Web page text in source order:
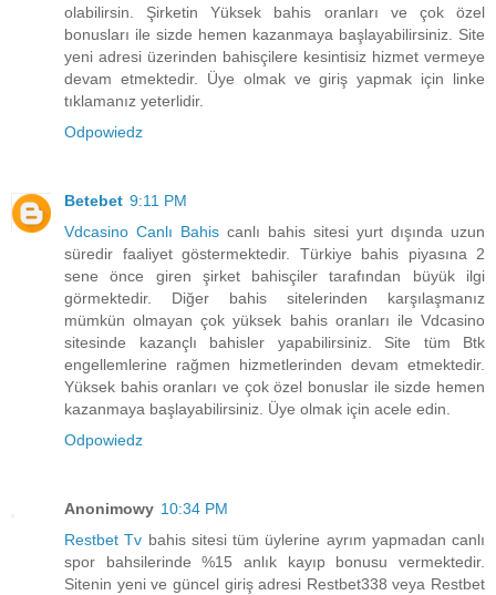
olabilirsin. Şirketin Yüksek bahis oranları ve çok özel
bonusları ile sizde hemen kazanmaya başlayabilirsiniz. Site
yeni adresi üzerinden bahisçilere kesintisiz hizmet vermeye
devam etmektedir. Üye olmak ve giriş yapmak için linke
tıklamanız yeterlidir.
Odpowiedz
Betebet 9:11 PM
Vdcasino Canlı Bahis canlı bahis sitesi yurt dışında uzun
süredir faaliyet göstermektedir. Türkiye bahis piyasına 2
sene önce giren şirket bahisçiler tarafından büyük ilgi
görmektedir. Diğer bahis sitelerinden karşılaşmanız
mümkün olmayan çok yüksek bahis oranları ile Vdcasino
sitesinde kazançlı bahisler yapabilirsiniz. Site tüm Btk
engellemlerine rağmen hizmetlerinden devam etmektedir.
Yüksek bahis oranları ve çok özel bonuslar ile sizde hemen
kazanmaya başlayabilirsiniz. Üye olmak için acele edin.
Odpowiedz
Anonimowy 10:34 PM
Restbet Tv bahis sitesi tüm üylerine ayrım yapmadan canlı
spor bahsilerinde %15 anlık kayıp bonusu vermektedir.
Sitenin yeni ve güncel giriş adresi Restbet338 veya Restbet